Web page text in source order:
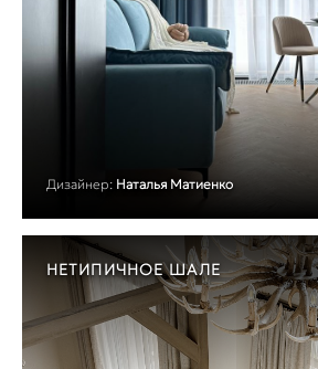
Дизайнер: Наталья Матиенко
НЕТИПИЧНОЕ ШАЛЕ